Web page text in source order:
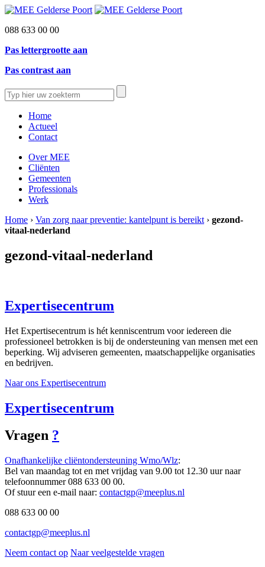
088 633 00 00
Pas lettergrootte aan
Pas contrast aan
Home
Actueel
Contact
Over MEE
Cliënten
Gemeenten
Professionals
Werk
Home › Van zorg naar preventie: kantelpunt is bereikt › gezond-
vitaal-nederland
gezond-vitaal-nederland
Expertisecentrum
Het Expertisecentrum is hét kenniscentrum voor iedereen die
professioneel betrokken is bij de ondersteuning van mensen met een
beperking. Wij adviseren gemeenten, maatschappelijke organisaties
en bedrijven.
Naar ons Expertisecentrum
Expertisecentrum
Vragen ?
Onafhankelijke cliëntondersteuning Wmo/Wlz:
Bel van maandag tot en met vrijdag van 9.00 tot 12.30 uur naar
telefoonnummer 088 633 00 00.
Of stuur een e-mail naar: contactgp@meeplus.nl
088 633 00 00
contactgp@meeplus.nl
Neem contact op Naar veelgestelde vragen